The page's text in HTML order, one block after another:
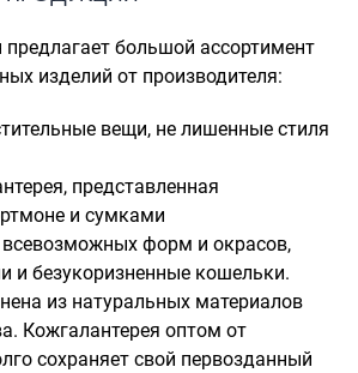
предлагает большой ассортимент
изделий от производителя:
вещи, не лишенные стиля
представленная
и сумками
форм и окрасов,
и безукоризненные кошельки.
из натуральных материалов
Кожгалантерея оптом от
сохраняет свой первозданный